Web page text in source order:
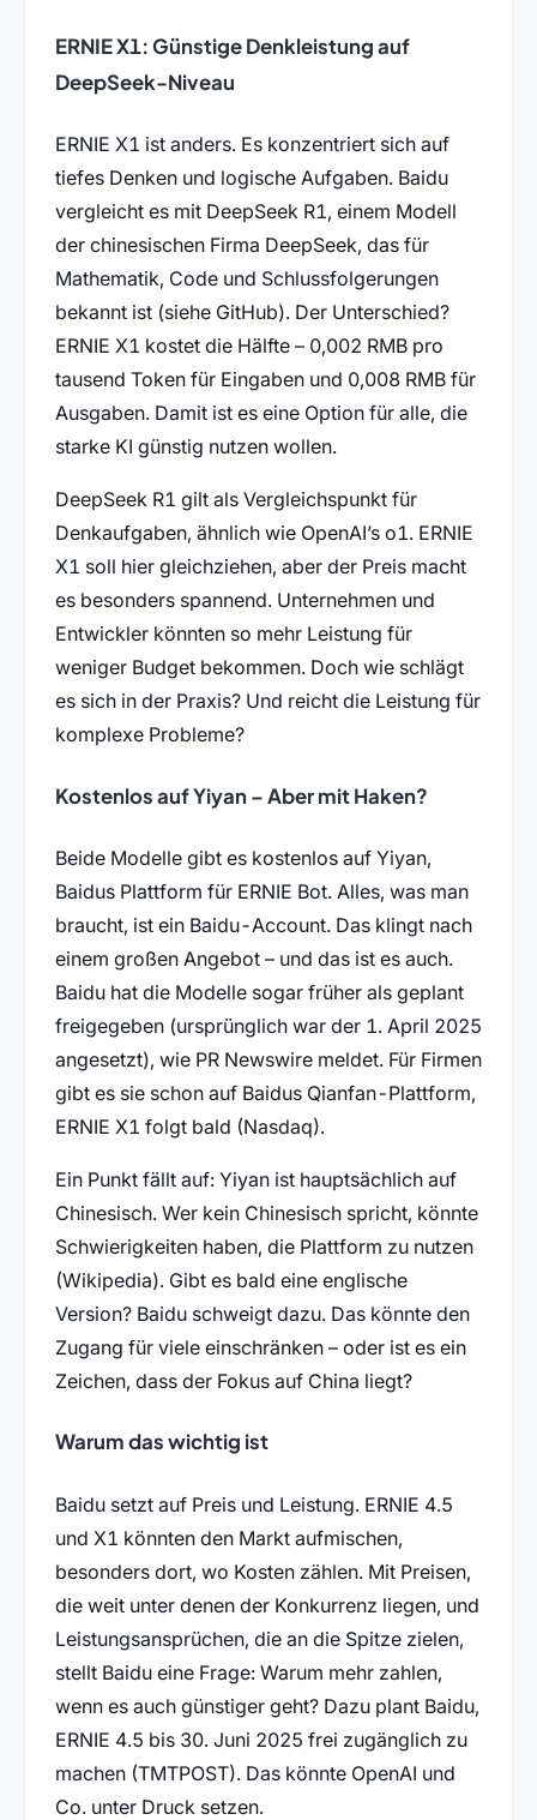
ERNIE X1: Günstige Denkleistung auf
DeepSeek-Niveau
ERNIE X1 ist anders. Es konzentriert sich auf
tiefes Denken und logische Aufgaben. Baidu
vergleicht es mit DeepSeek R1, einem Modell
der chinesischen Firma DeepSeek, das für
Mathematik, Code und Schlussfolgerungen
bekannt ist (siehe GitHub). Der Unterschied?
ERNIE X1 kostet die Hälfte – 0,002 RMB pro
tausend Token für Eingaben und 0,008 RMB für
Ausgaben. Damit ist es eine Option für alle, die
starke KI günstig nutzen wollen.
DeepSeek R1 gilt als Vergleichspunkt für
Denkaufgaben, ähnlich wie OpenAI’s o1. ERNIE
X1 soll hier gleichziehen, aber der Preis macht
es besonders spannend. Unternehmen und
Entwickler könnten so mehr Leistung für
weniger Budget bekommen. Doch wie schlägt
es sich in der Praxis? Und reicht die Leistung für
komplexe Probleme?
Kostenlos auf Yiyan – Aber mit Haken?
Beide Modelle gibt es kostenlos auf Yiyan,
Baidus Plattform für ERNIE Bot. Alles, was man
braucht, ist ein Baidu-Account. Das klingt nach
einem großen Angebot – und das ist es auch.
Baidu hat die Modelle sogar früher als geplant
freigegeben (ursprünglich war der 1. April 2025
angesetzt), wie PR Newswire meldet. Für Firmen
gibt es sie schon auf Baidus Qianfan-Plattform,
ERNIE X1 folgt bald (Nasdaq).
Ein Punkt fällt auf: Yiyan ist hauptsächlich auf
Chinesisch. Wer kein Chinesisch spricht, könnte
Schwierigkeiten haben, die Plattform zu nutzen
(Wikipedia). Gibt es bald eine englische
Version? Baidu schweigt dazu. Das könnte den
Zugang für viele einschränken – oder ist es ein
Zeichen, dass der Fokus auf China liegt?
Warum das wichtig ist
Baidu setzt auf Preis und Leistung. ERNIE 4.5
und X1 könnten den Markt aufmischen,
besonders dort, wo Kosten zählen. Mit Preisen,
die weit unter denen der Konkurrenz liegen, und
Leistungsansprüchen, die an die Spitze zielen,
stellt Baidu eine Frage: Warum mehr zahlen,
wenn es auch günstiger geht? Dazu plant Baidu,
ERNIE 4.5 bis 30. Juni 2025 frei zugänglich zu
machen (TMTPOST). Das könnte OpenAI und
Co. unter Druck setzen.